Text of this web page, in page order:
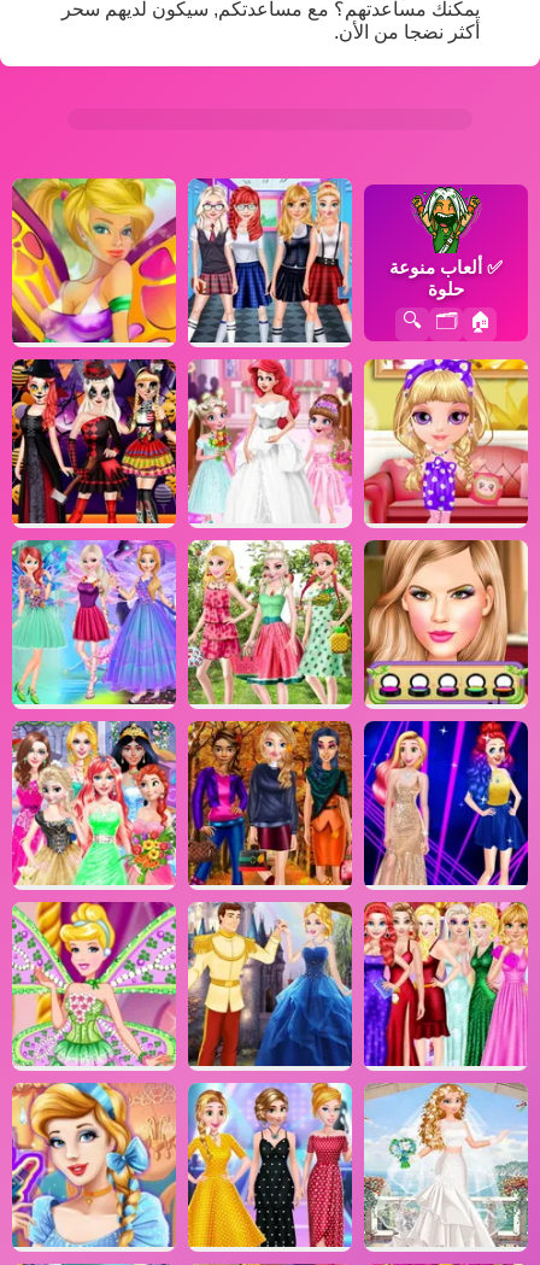
يمكنك مساعدتهم؟ مع مساعدتكم, سيكون لديهم سحر
أكثر نضجا من الأن.
✅ ألعاب منوعة
حلوة
🏠
🗂️
🔍